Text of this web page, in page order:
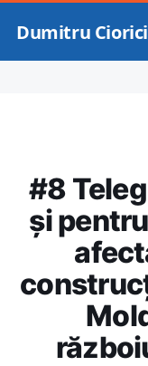
Dumitru Ciorici
#8
și